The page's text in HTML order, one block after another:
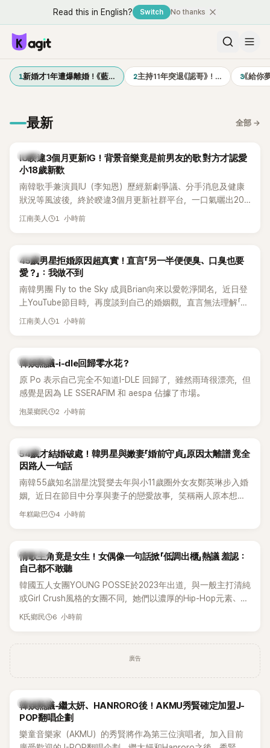
Read this in English? Switch No thanks
1新婚才1年遭爆離婚！《藍… 2主持11年突退《認哥》！… 3《給你
最新 全部 →
韓星
IU睽違3個月更新IG！背景音樂竟是前男友的歌 對方才認愛
小18歲新歡
南韓歌手兼演員IU（李知恩）歷經新劇爭議、分手消息及健康
狀況等風波後，終於睽違3個月更新社群平台，一口氣曬出20
張近況照，讓大批粉絲又驚又喜。不過，比起照片本身，更引
江南美人 1 小時前
韓星
45歲男星拒婚原因超真實！直言「另一半便便臭、口臭也要
愛？」：我做不到
南韓男團 Fly to the Sky 成員Brian向來以愛乾淨聞名，近日登
上YouTube節目時，再度談到自己的婚姻觀，直言無法理解「連
另一半的口臭、便便臭都要愛」這種說法，更大方表明自己是不
江南美人 1 小時前
熱議討論
韓娛熱議-i-dle回歸零水花？
原 Po 表示自己完全不知道I-DLE 回歸了，雖然雨琦很漂亮，但
感覺是因為 LE SSERAFIM 和 aespa 佔據了市場。
泡菜鄉民 2 小時前
韓星
54歲才結婚破處！韓男星與嫩妻「婚前守貞」原因太離譜 竟全
因路人一句話
南韓55歲知名諧星沈賢燮去年與小11歲圈外女友鄭英琳步入婚
姻，近日在節目中分享與妻子的戀愛故事，笑稱兩人原本想享
受兩人世界，沒想到站在飯店門口時竟被路人認出，還一路替
年糕歐巴 4 小時前
K-POP
情歌主角竟是女生！女偶像一句話掀「低調出櫃」熱議 羞認：
自己都不敢聽
韓國五人女團YOUNG POSSE於2023年出道，與一般主打清純
或Girl Crush風格的女團不同，她們以濃厚的Hip-Hop元素、自
創Rap及成員親自參與創作為特色，MV也融入美式街頭、塗
K氏鄉民 6 小時前
廣告
熱議討論
韓娛熱議-繼太妍、HANRORO後！AKMU秀賢確定加盟J-
POP翻唱企劃
樂童音樂家（AKMU）的秀賢將作為第三位演唱者，加入目前